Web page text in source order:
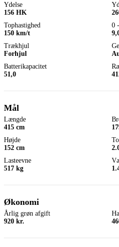
Ydelse
156 HK
Tophastighed
150 km/t
0
Trækhjul
Forhjul
Batterikapacitet
51,0
Mål
Længde
415 cm
Højde
152 cm
Lasteevne
517 kg
Økonomi
Årlig grøn afgift
920 kr.